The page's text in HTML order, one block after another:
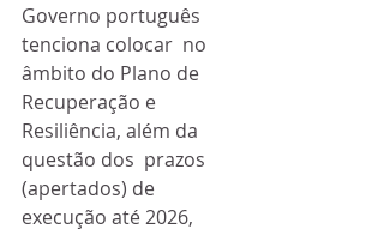
Governo português
tenciona colocar  no
âmbito do Plano de
Recuperação e
Resiliência, além da
questão dos  prazos
(apertados) de
execução até 2026,